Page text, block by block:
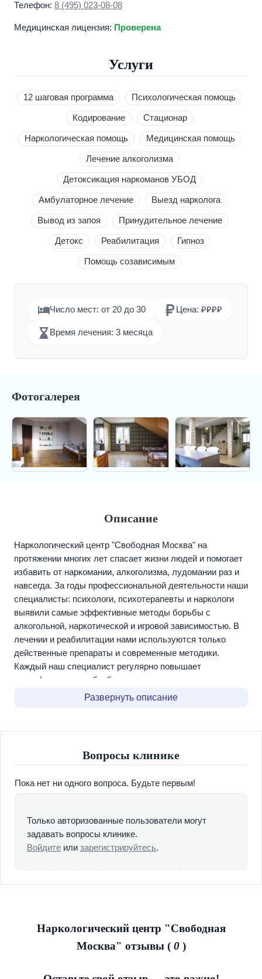
Телефон: 8 (495) 023-08-08
Медицинская лицензия: Проверена
Услуги
12 шаговая программа Психологическая помощь
Кодирование Стационар
Наркологическая помощь Медицинская помощь
Лечение алкоголизма
Детоксикация наркоманов УБОД
Амбулаторное лечение Выезд нарколога
Вывод из запоя Принудительное лечение
Детокс Реабилитация Гипноз
Помощь созависимым
Число мест: от 20 до 30 Цена: ₽₽₽₽
Время лечения: 3 месяца
Фотогалерея
Описание
Наркологический центр "Свободная Москва" на
протяжении многих лет спасает жизни людей и помогает
избавить от наркомании, алкоголизма, лудомании раз и
навсегда. За годы профессиональной деятельности наши
специалисты: психологи, психотерапевты и наркологи
выявили самые эффективные методы борьбы с
алкогольной, наркотической и игровой зависимостью. В
лечении и реабилитации нами используются только
действенные препараты и современные методики.
Каждый наш специалист регулярно повышает
квалификацию, чтобы быть максимально компетентным
большую роль играет месторасположение центра
клиника расположилась в центре столицы, чтобы как
помощь, оказать все виды лечения наркомании,
Мы предлагаем 2 вида лечения зависимостей — на дому
и в стационаре. Наш стационар оборудован всем
необходимым для комфортной жизни пациентов. В
отличие от государственных учреждений мы с
уважением и пониманием подходим к работе с
работать даже с самыми сложными и на первый взгляд
безвыходными случаями.
психоактивных веществ и спиртных напитков при
Развернуть описание
Вопросы клинике
Пока нет ни одного вопроса. Будьте первым!
Только авторизованные пользователи могут
задавать вопросы клинике.
Войдите или зарегистрируйтесь.
Наркологический центр "Свободная
Москва" отзывы ( 0)